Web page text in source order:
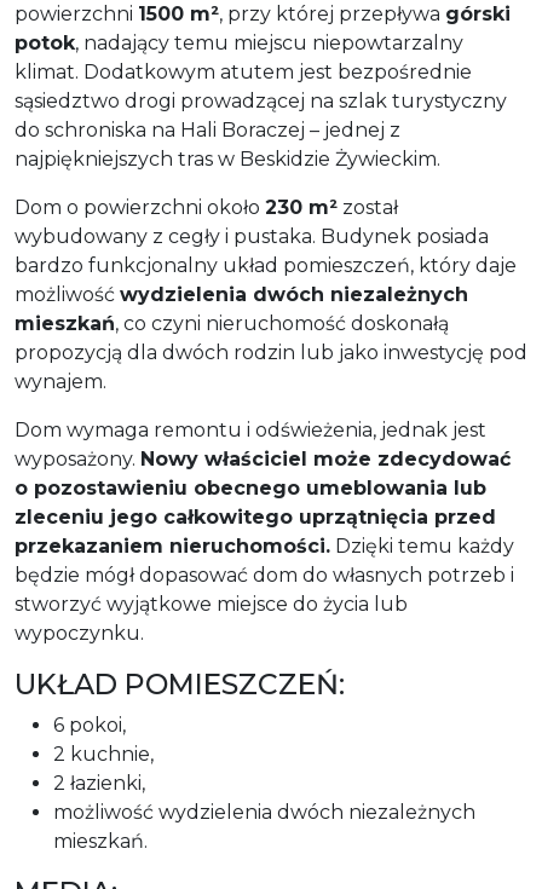
powierzchni 1500 m², przy której przepływa górski
potok, nadający temu miejscu niepowtarzalny
klimat. Dodatkowym atutem jest bezpośrednie
sąsiedztwo drogi prowadzącej na szlak turystyczny
do schroniska na Hali Boraczej – jednej z
najpiękniejszych tras w Beskidzie Żywieckim.
Dom o powierzchni około 230 m² został
wybudowany z cegły i pustaka. Budynek posiada
bardzo funkcjonalny układ pomieszczeń, który daje
możliwość wydzielenia dwóch niezależnych
mieszkań, co czyni nieruchomość doskonałą
propozycją dla dwóch rodzin lub jako inwestycję pod
wynajem.
Dom wymaga remontu i odświeżenia, jednak jest
wyposażony. Nowy właściciel może zdecydować
o pozostawieniu obecnego umeblowania lub
zleceniu jego całkowitego uprzątnięcia przed
przekazaniem nieruchomości. Dzięki temu każdy
będzie mógł dopasować dom do własnych potrzeb i
stworzyć wyjątkowe miejsce do życia lub
wypoczynku.
UKŁAD POMIESZCZEŃ:
6 pokoi,
2 kuchnie,
2 łazienki,
możliwość wydzielenia dwóch niezależnych
mieszkań.